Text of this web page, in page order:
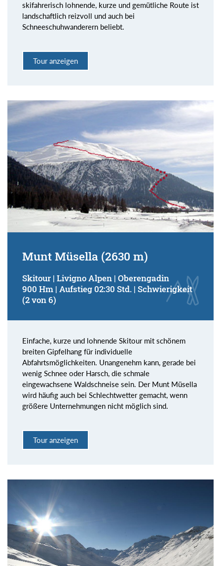
skifahrerisch lohnende, kurze und gemütliche Route ist
landschaftlich reizvoll und auch bei
Schneeschuhwanderern beliebt.
Tour anzeigen
Munt Müsella (2630 m)
Skitour | Livigno Alpen | Oberengadin
900 Hm | Aufstieg 02:30 Std. | Schwierigkeit
(2 von 6)
Einfache, kurze und lohnende Skitour mit schönem
breiten Gipfelhang für individuelle
Abfahrtsmöglichkeiten. Unangenehm kann, gerade bei
wenig Schnee oder Harsch, die schmale
eingewachsene Waldschneise sein. Der Munt Müsella
wird häufig auch bei Schlechtwetter gemacht, wenn
größere Unternehmungen nicht möglich sind.
Tour anzeigen